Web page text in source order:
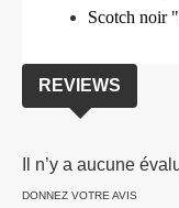
Scotch noir
REVIEWS
Il n’y a aucune
DONNEZ VOTRE AVIS